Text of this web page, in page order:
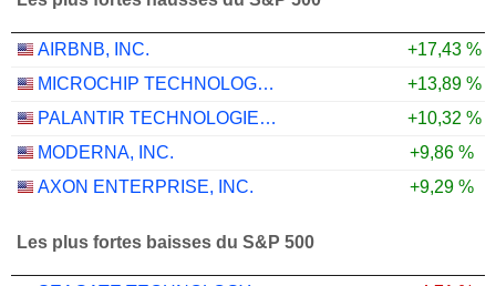
AIRBNB, INC.
+17,43 %
MICROCHIP TECHNOLOGY INCORPORATED
+13,89 %
PALANTIR TECHNOLOGIES INC.
+10,32 %
MODERNA, INC.
+9,86 %
AXON ENTERPRISE, INC.
+9,29 %
Les plus fortes baisses du S&P 500